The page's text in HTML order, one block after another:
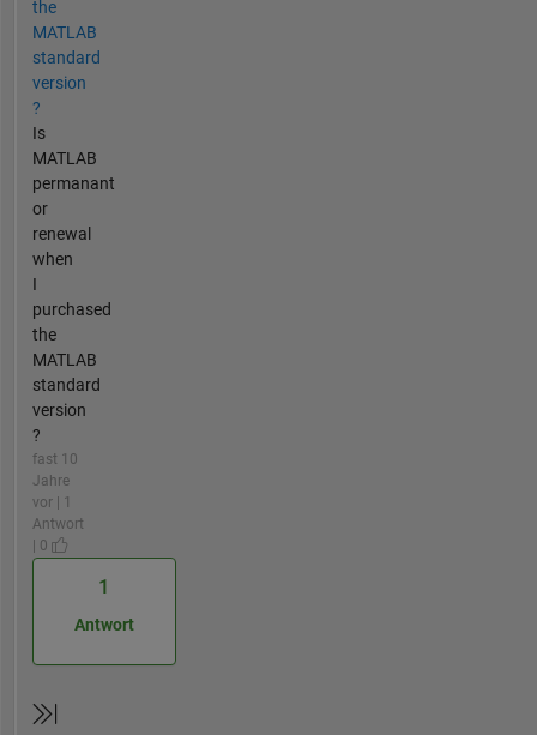
the
MATLAB
standard
version
?
Is
MATLAB
permanant
or
renewal
when
I
purchased
the
MATLAB
standard
version
?
fast 10
Jahre
vor | 1
Antwort
| 0
1
Antwort